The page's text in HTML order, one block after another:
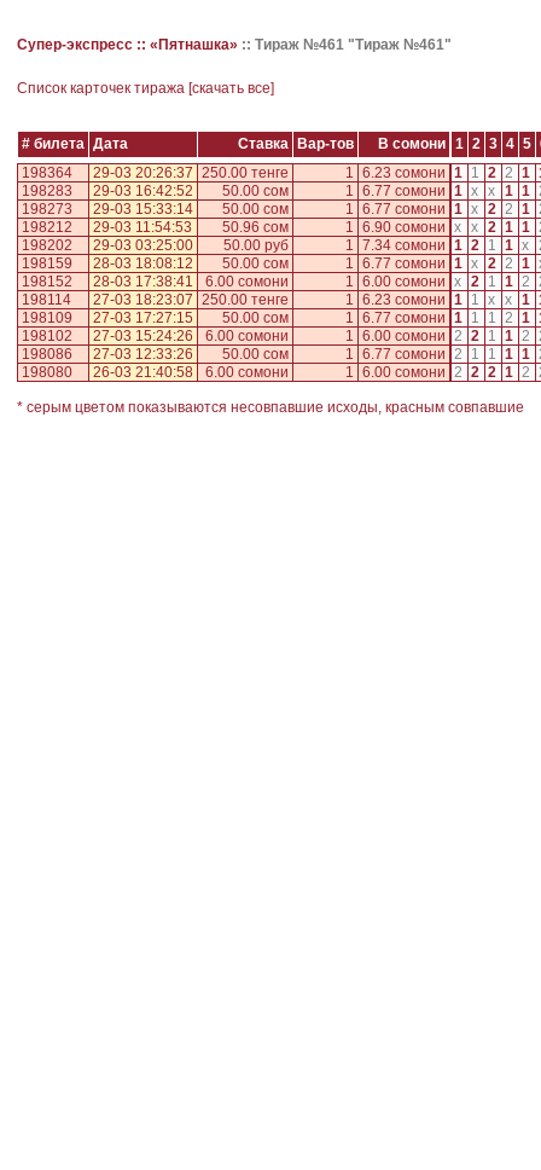
Супер-экспресс :: «Пятнашка» :: Тираж №461 "Тираж №461"
Cписок карточек тиража [скачать все]
# билета Дата Ставка Вар-тов В сомони 1 2 3 4 5
198364
29-03 20:26:37 250.00 тенге 1 6.23 сомони 1 1 2 2 1
198283
29-03 16:42:52 50.00 сом 1 6.77 сомони 1 x x 1 1
198273
29-03 15:33:14 50.00 сом 1 6.77 сомони 1 x 2 2 1
198212
29-03 11:54:53 50.96 сом 1 6.90 сомони x x 2 1 1
198202
29-03 03:25:00 50.00 руб 1 7.34 сомони 1 2 1 1 x
198159
28-03 18:08:12 50.00 сом 1 6.77 сомони 1 x 2 2 1
198152
28-03 17:38:41 6.00 сомони 1 6.00 сомони x 2 1 1 2
198114
27-03 18:23:07 250.00 тенге 1 6.23 сомони 1 1 x x 1
198109
27-03 17:27:15 50.00 сом 1 6.77 сомони 1 1 1 2 1
198102
27-03 15:24:26 6.00 сомони 1 6.00 сомони 2 2 1 1 2
198086
27-03 12:33:26 50.00 сом 1 6.77 сомони 2 1 1 1 1
198080
26-03 21:40:58 6.00 сомони 1 6.00 сомони 2 2 2 1 2
* серым цветом показываются несовпавшие исходы, красным совпавшие